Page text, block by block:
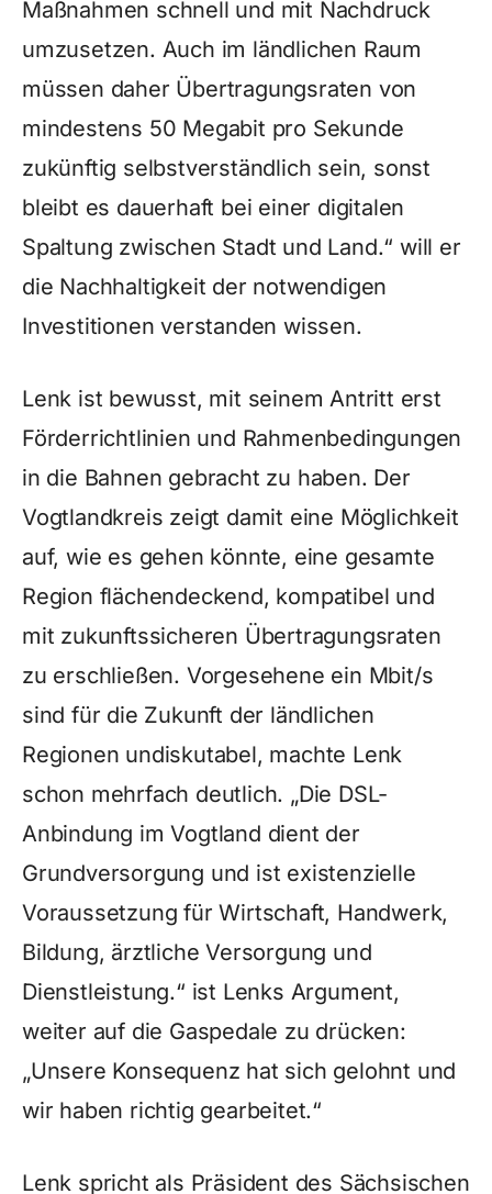
Maßnahmen schnell und mit Nachdruck
umzusetzen. Auch im ländlichen Raum
müssen daher Übertragungsraten von
mindestens 50 Megabit pro Sekunde
zukünftig selbstverständlich sein, sonst
bleibt es dauerhaft bei einer digitalen
Spaltung zwischen Stadt und Land.“ will er
die Nachhaltigkeit der notwendigen
Investitionen verstanden wissen.
Lenk ist bewusst, mit seinem Antritt erst
Förderrichtlinien und Rahmenbedingungen
in die Bahnen gebracht zu haben. Der
Vogtlandkreis zeigt damit eine Möglichkeit
auf, wie es gehen könnte, eine gesamte
Region flächendeckend, kompatibel und
mit zukunftssicheren Übertragungsraten
zu erschließen. Vorgesehene ein Mbit/s
sind für die Zukunft der ländlichen
Regionen undiskutabel, machte Lenk
schon mehrfach deutlich. „Die DSL-
Anbindung im Vogtland dient der
Grundversorgung und ist existenzielle
Voraussetzung für Wirtschaft, Handwerk,
Bildung, ärztliche Versorgung und
Dienstleistung.“ ist Lenks Argument,
weiter auf die Gaspedale zu drücken:
„Unsere Konsequenz hat sich gelohnt und
wir haben richtig gearbeitet.“
Lenk spricht als Präsident des Sächsischen